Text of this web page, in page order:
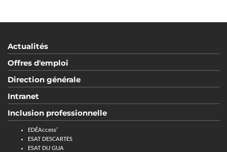
Actualités
Offres d'emploi
Direction générale
Intranet
Inclusion professionnelle
EDÉAccess’
ESAT DESCARTES
ESAT DU GUA